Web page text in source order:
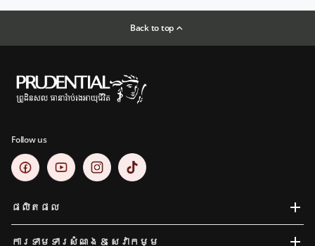
Back to top
Follow us
ផលិតផល
ការទាមទារសំណង​ & សេវាកម្ម